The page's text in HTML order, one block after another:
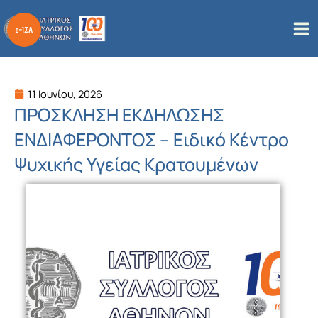
στο
περιεχόμενο
11 Ιουνίου, 2026
ΠΡΟΣΚΛΗΣΗ ΕΚΔΗΛΩΣΗΣ
ΕΝΔΙΑΦΕΡΟΝΤΟΣ – Ειδικό Κέντρο
Ψυχικής Υγείας Κρατουμένων